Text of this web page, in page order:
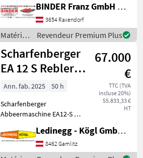
serienmäßiger Ausführung
✔️ Heckanbau - einseitig ✔️
Hohe
Arbeitsgeschwindigkeit bis
zu 5, 5
BINDER Franz GmbH & CoKG
3654 Raxendorf
Matériels
viticoles
/
Sonstige
Revendeur Premium Plus
Scharfenberger
EA 12 S Rebler +
Rollensortierer
67.000
€
TTC (TVA
incluse 20%)
55.833,33 €
HT
Ann. fab. 2025
50 h
Scharfenberger
Abbeermaschine EA12-S mit
Quetschwalze – Präzision
und Flexibilität für die
Traubenverarbeitung -
Ledinegg - Kögl GmbH - Obst- und Weinbautechnik
8462 Gamlitz